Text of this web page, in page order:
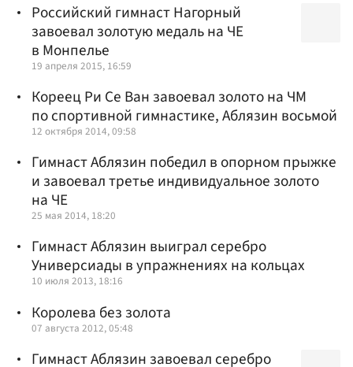
Российский гимнаст Нагорный
завоевал золотую медаль на ЧЕ
в Монпелье
19 апреля 2015, 16:59
Кореец Ри Се Ван завоевал золото на ЧМ
по спортивной гимнастике, Аблязин восьмой
12 октября 2014, 09:58
Гимнаст Аблязин победил в опорном прыжке
и завоевал третье индивидуальное золото
на ЧЕ
25 мая 2014, 18:20
Гимнаст Аблязин выиграл серебро
Универсиады в упражнениях на кольцах
10 июля 2013, 18:16
Королева без золота
07 августа 2012, 05:48
Гимнаст Аблязин завоевал серебро